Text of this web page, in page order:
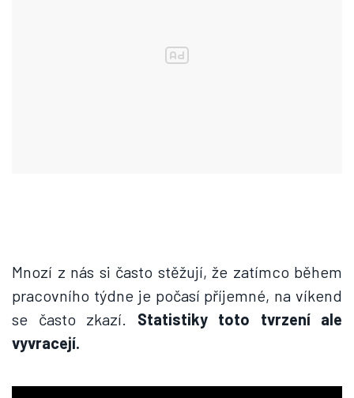
Mnozí z nás si často stěžují, že zatímco během
pracovního týdne je počasí příjemné, na víkend
se často zkazí. Statistiky toto tvrzení ale
vyvracejí.